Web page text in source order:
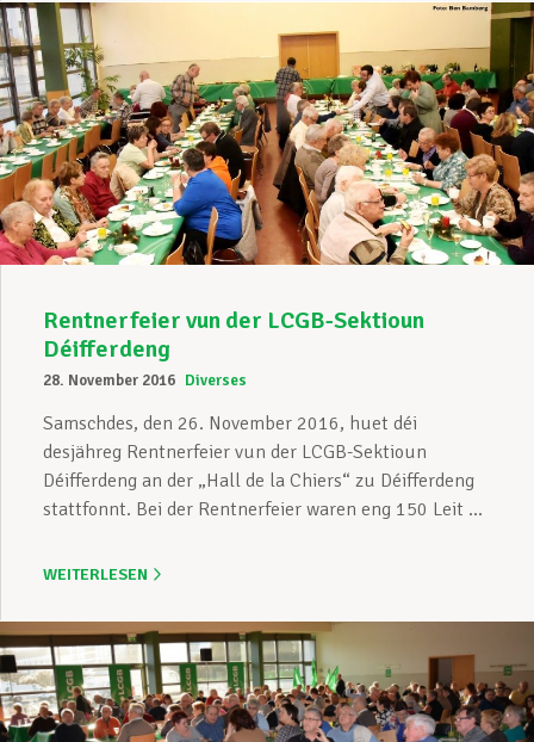
Rentnerfeier vun der LCGB-Sektioun
Déifferdeng
28. November 2016 Diverses
Samschdes, den 26. November 2016, huet déi
desjähreg Rentnerfeier vun der LCGB-Sektioun
Déifferdeng an der „Hall de la Chiers“ zu Déifferdeng
stattfonnt. Bei der Rentnerfeier waren eng 150 Leit ...
WEITERLESEN